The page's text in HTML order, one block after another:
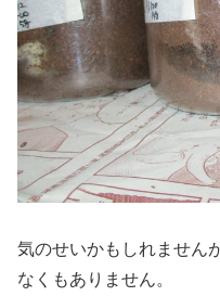
気のせいかもしれません
なくもありません。